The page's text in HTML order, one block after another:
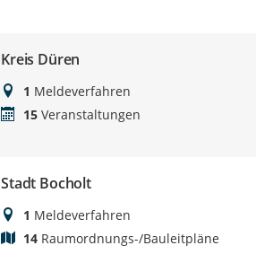
Kreis Düren
1 Meldeverfahren
15 Veranstaltungen
Stadt Bocholt
1 Meldeverfahren
14 Raumordnungs-/Bauleitpläne